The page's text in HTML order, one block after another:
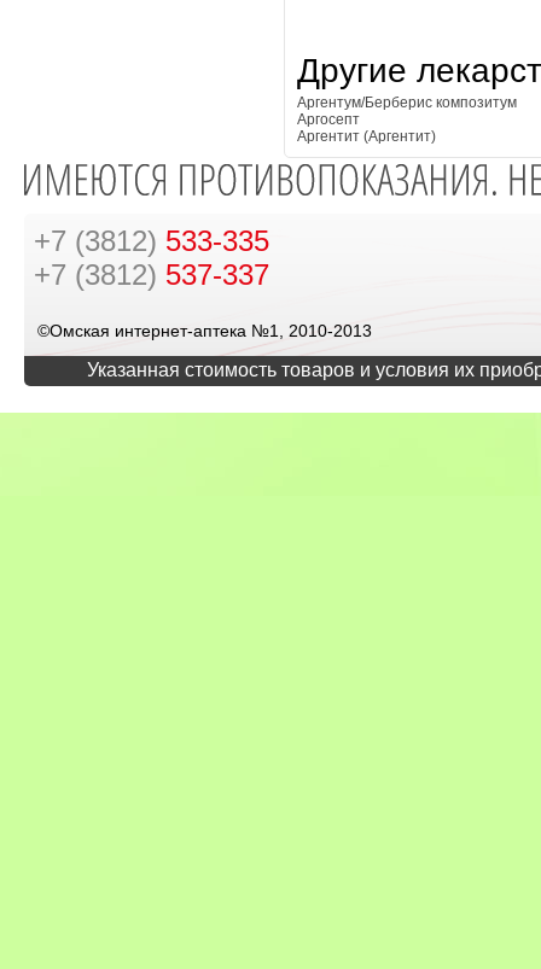
Другие
Аргентум/Берберис композитум
Аргосепт
Аргентит (Аргентит)
+7 (3812) 533-335
+7 (3812) 537-337
©Омская интернет-аптека №1, 2010-2013
Указанная стоимость товаров и условия их